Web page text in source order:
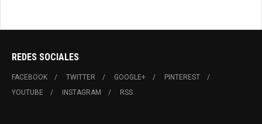
REDES SOCIALES
FACEBOOK TWITTER GOOGLE+
PINTEREST
YOUTUBE
INSTAGRAM RSS